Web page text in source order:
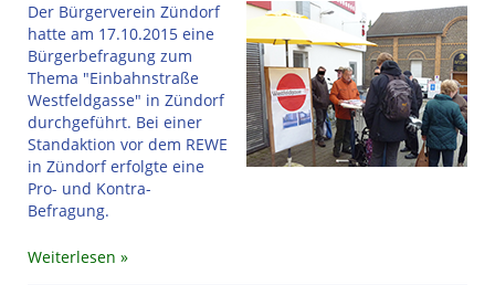
Der Bürgerverein Zündorf
hatte am 17.10.2015 eine
Bürgerbefragung zum
Thema "Einbahnstraße
Westfeldgasse" in Zündorf
durchgeführt. Bei einer
Standaktion vor dem REWE
in Zündorf erfolgte eine
Pro- und Kontra-
Befragung.
Weiterlesen